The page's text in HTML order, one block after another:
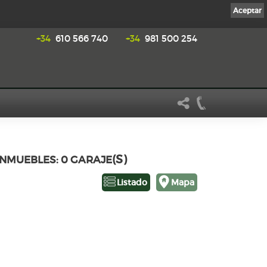
+34 981 500 254
+34 610 566 740
0 GARAJE(S)
Mapa
Listado
Aceptar